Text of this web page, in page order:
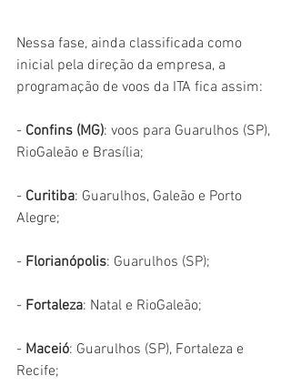
Nessa fase, ainda classificada como
inicial pela direção da empresa, a
programação de voos da ITA fica assim:
- Confins (MG): voos para Guarulhos (SP),
RioGaleão e Brasília;
- Curitiba: Guarulhos, Galeão e Porto
Alegre;
- Florianópolis: Guarulhos (SP);
- Fortaleza: Natal e RioGaleão;
- Maceió: Guarulhos (SP), Fortaleza e
Recife;